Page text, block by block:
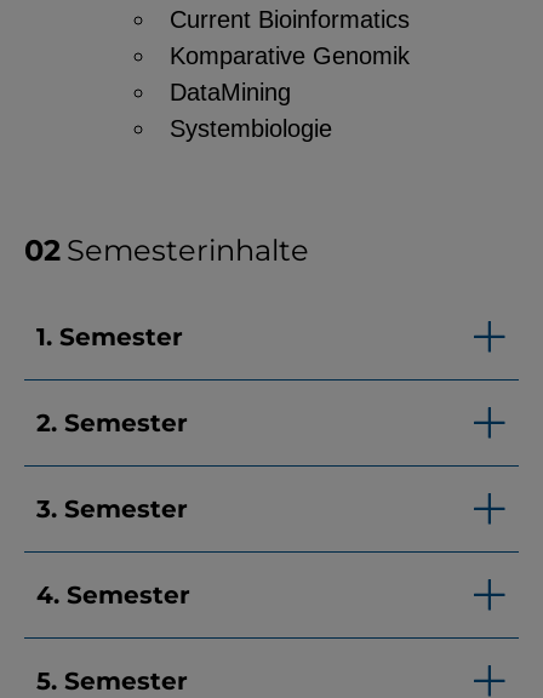
Current Bioinformatics
Komparative Genomik
DataMining
Systembiologie
Semesterinhalte
1. Semester
2. Semester
3. Semester
4. Semester
5. Semester